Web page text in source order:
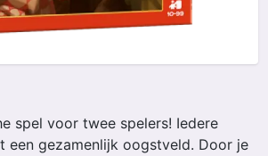
spel voor twee spelers! Iedere
een gezamenlijk oogstveld. Door je